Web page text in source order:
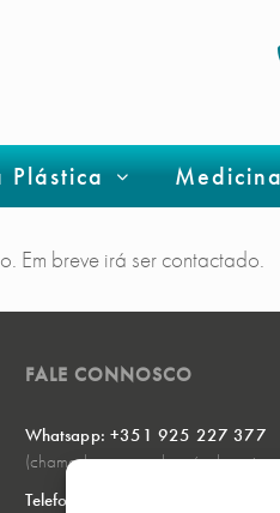
Plástica
Em breve irá ser contactado.
FALE CONNOSCO
Whatsapp: +351 925 227 377
(chamada para rede móvel
Telefone: +351 213 150 201